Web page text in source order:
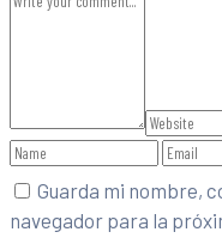
Guarda mi nombre,
navegador para la